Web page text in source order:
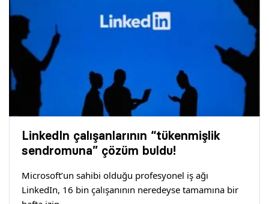
LinkedIn çalışanlarının “tükenmişlik
sendromuna” çözüm buldu!
Microsoft’un sahibi olduğu profesyonel iş ağı
LinkedIn, 16 bin çalışanının neredeyse tamamına bir